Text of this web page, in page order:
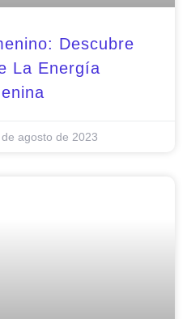
Descubre
La Energía
agosto de 2023